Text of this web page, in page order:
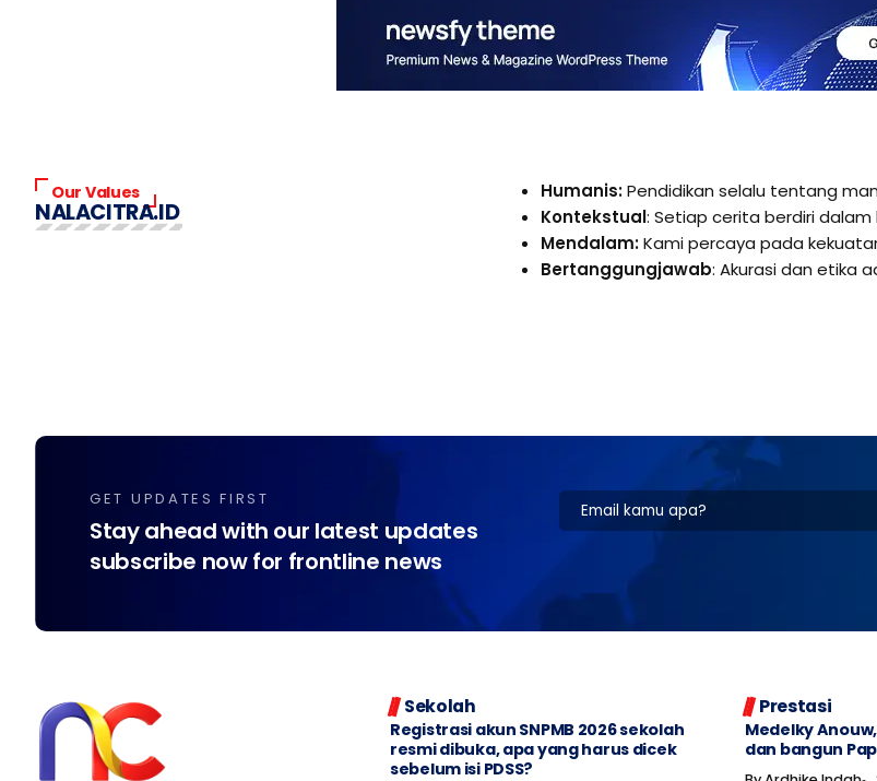
Our Values
NALACITRA.ID
Humanis:Pendidikan selalu tentang
Kontekstual: Setiap cerita berdiri dalam
Mendalam:Kami percaya pada
Bertanggungjawab: Akurasi dan etika
GET UPDATES FIRST
Stay ahead with our latest updates
subscribe now for frontline news
Sekolah
Registrasi akun SNPMB 2026 sekolah
resmi dibuka, apa yang harus dicek
sebelum isi PDSS?
Prestasi
Medelky
dan bangun